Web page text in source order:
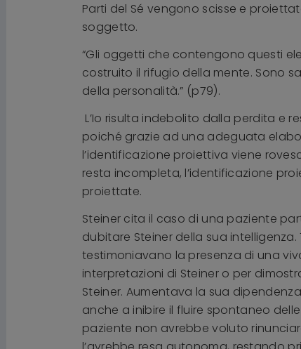
Parti del Sé vengono scisse e
soggetto.
“Gli oggetti che contengono questi
costruito il rifugio della mente. Sono
della personalità.” (p79).
L’Io risulta indebolito dalla perdita e
poiché grazie ad una adeguata
l’identificazione proiettiva viene
resta incompleta, l’identificazione
proiettate.
Steiner cita il caso di una paziente
dubitare Steiner della sua
testimoniavano la presenza di una
interpretazioni di Steiner o per
Steiner. Aumentava la sua
anche a inibire il fluire spontaneo
paziente non avrebbe voluto